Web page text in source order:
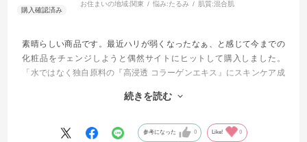
お住まいの地域:関東 悩み:たるみ 肌質:混合肌
素晴らしい商品です。最近ハリが弱くなったなぁ、と感じて今までの
化粧品をチェンジしようと偶然サイトにヒットして購入しました。
「水ではなく独自原料の『高浸透 コラーゲンエキス』にスキンケア成
ンケア成分95％！という贅沢な商品です。なのに価格は控えめ。速
続きを読む
参考になった 0 Like! 0